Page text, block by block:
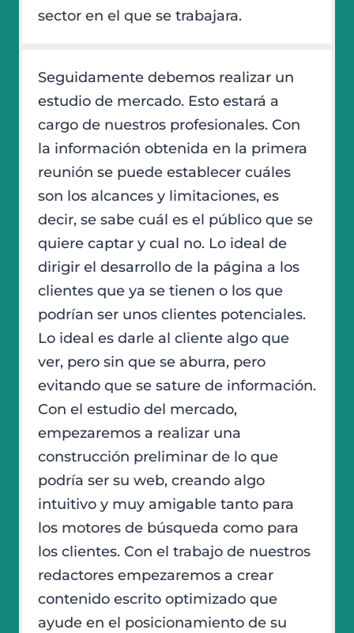
sector en el que se trabajara.
Seguidamente debemos realizar un
estudio de mercado. Esto estará a
cargo de nuestros profesionales. Con
la información obtenida en la primera
reunión se puede establecer cuáles
son los alcances y limitaciones, es
decir, se sabe cuál es el público que se
quiere captar y cual no. Lo ideal de
dirigir el desarrollo de la página a los
clientes que ya se tienen o los que
podrían ser unos clientes potenciales.
Lo ideal es darle al cliente algo que
ver, pero sin que se aburra, pero
evitando que se sature de información.
Con el estudio del mercado,
empezaremos a realizar una
construcción preliminar de lo que
podría ser su web, creando algo
intuitivo y muy amigable tanto para
los motores de búsqueda como para
los clientes. Con el trabajo de nuestros
redactores empezaremos a crear
contenido escrito optimizado que
ayude en el posicionamiento de su